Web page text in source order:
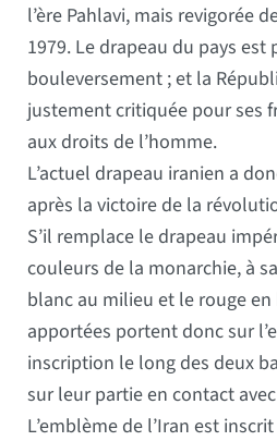
l’ère Pahlavi, mais revigorée
1979. Le drapeau du pays
bouleversement ; et la
justement critiquée pour ses
aux droits de l’homme.
L’actuel drapeau iranien a
après la victoire de la
S’il remplace le drapeau
couleurs de la monarchie, à
blanc au milieu et le rouge
apportées portent donc sur
inscription le long des deux
sur leur partie en contact
L’emblème de l’Iran est